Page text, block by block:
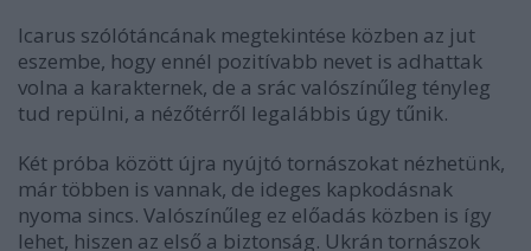
Icarus szólótáncának megtekintése közben az jut
eszembe, hogy ennél pozitívabb nevet is adhattak
volna a karakternek, de a srác valószínűleg tényleg
tud repülni, a nézőtérről legalábbis úgy tűnik.
Két próba között újra nyújtó tornászokat nézhetünk,
már többen is vannak, de ideges kapkodásnak
nyoma sincs. Valószínűleg ez előadás közben is így
lehet, hiszen az első a biztonság. Ukrán tornászok